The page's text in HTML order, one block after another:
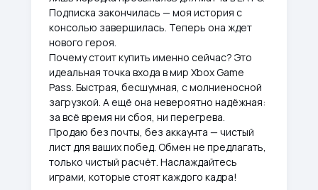
Подписка закончилась — моя история с
консолью завершилась. Теперь она ждет
нового героя.
Почему стоит купить именно сейчас? Это
идеальная точка входа в мир Xbox Game
Pass. Быстрая, бесшумная, с молниеносной
загрузкой. А ещё она невероятно надёжная:
за всё время ни сбоя, ни перегрева.
Продаю без почты, без аккаунта — чистый
лист для ваших побед. Обмен не предлагать,
только чистый расчёт. Наслаждайтесь
играми, которые стоят каждого кадра!